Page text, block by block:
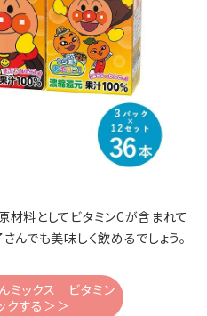
料としてビタミンCが含まれて
んでも美味しく飲めるでしょう。
ミックス ビタミン
クする＞＞